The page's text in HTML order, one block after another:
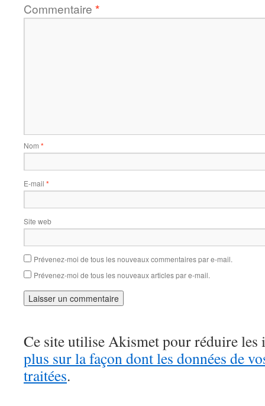
Commentaire *
Nom *
E-mail *
Site web
Prévenez-moi de tous les nouveaux commentaires par e-mail.
Prévenez-moi de tous les nouveaux articles par e-mail.
Ce site utilise Akismet pour réduire les
plus sur la façon dont les données de
traitées.